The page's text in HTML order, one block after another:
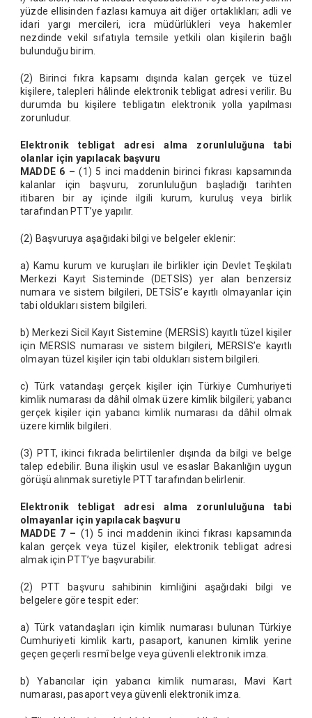
yüzde ellisinden fazlası kamuya ait diğer ortaklıkları; adli ve
idari yargı mercileri, icra müdürlükleri veya hakemler
nezdinde vekil sıfatıyla temsile yetkili olan kişilerin bağlı
bulunduğu birim.
(2) Birinci fıkra kapsamı dışında kalan gerçek ve tüzel
kişilere, talepleri hâlinde elektronik tebligat adresi verilir. Bu
durumda bu kişilere tebligatın elektronik yolla yapılması
zorunludur.
Elektronik tebligat adresi alma zorunluluğuna tabi
olanlar için yapılacak başvuru
MADDE 6 – (1) 5 inci maddenin birinci fıkrası kapsamında
kalanlar için başvuru, zorunluluğun başladığı tarihten
itibaren bir ay içinde ilgili kurum, kuruluş veya birlik
tarafından PTT’ye yapılır.
(2) Başvuruya aşağıdaki bilgi ve belgeler eklenir:
a) Kamu kurum ve kuruşları ile birlikler için Devlet Teşkilatı
Merkezi Kayıt Sisteminde (DETSİS) yer alan benzersiz
numara ve sistem bilgileri, DETSİS’e kayıtlı olmayanlar için
tabi oldukları sistem bilgileri.
b) Merkezi Sicil Kayıt Sistemine (MERSİS) kayıtlı tüzel kişiler
için MERSİS numarası ve sistem bilgileri, MERSİS’e kayıtlı
olmayan tüzel kişiler için tabi oldukları sistem bilgileri.
c) Türk vatandaşı gerçek kişiler için Türkiye Cumhuriyeti
kimlik numarası da dâhil olmak üzere kimlik bilgileri; yabancı
gerçek kişiler için yabancı kimlik numarası da dâhil olmak
üzere kimlik bilgileri.
(3) PTT, ikinci fıkrada belirtilenler dışında da bilgi ve belge
talep edebilir. Buna ilişkin usul ve esaslar Bakanlığın uygun
görüşü alınmak suretiyle PTT tarafından belirlenir.
Elektronik tebligat adresi alma zorunluluğuna tabi
olmayanlar için yapılacak başvuru
MADDE 7 – (1) 5 inci maddenin ikinci fıkrası kapsamında
kalan gerçek veya tüzel kişiler, elektronik tebligat adresi
almak için PTT’ye başvurabilir.
(2) PTT başvuru sahibinin kimliğini aşağıdaki bilgi ve
belgelere göre tespit eder:
a) Türk vatandaşları için kimlik numarası bulunan Türkiye
Cumhuriyeti kimlik kartı, pasaport, kanunen kimlik yerine
geçen geçerli resmî belge veya güvenli elektronik imza.
b) Yabancılar için yabancı kimlik numarası, Mavi Kart
numarası, pasaport veya güvenli elektronik imza.